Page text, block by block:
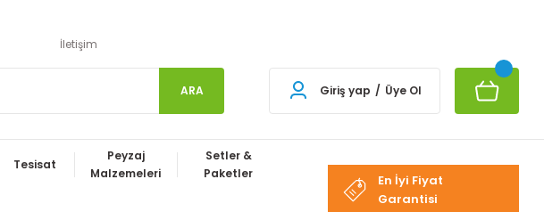
İletişim
ARA Giriş yap / Üye Ol
Tesisat
Peyzaj
Malzemeleri
Setler &
Paketler
En İyi Fiyat
Garantisi